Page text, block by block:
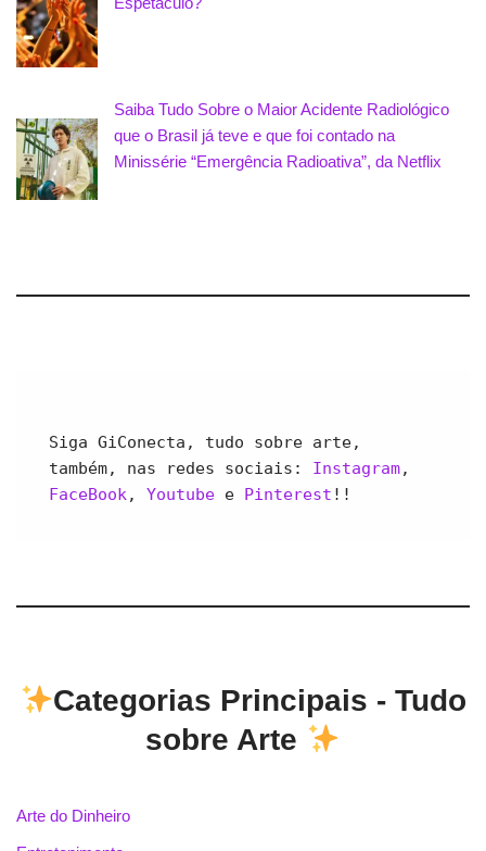
Saiba Tudo Sobre o Maior Acidente Radiológico
que o Brasil já teve e que foi contado na
Minissérie “Emergência Radioativa”, da Netflix
Siga GiConecta, tudo sobre arte,
também, nas redes sociais: Instagram
FaceBook, Youtube e Pinterest !!
Categorias Principais - Tudo
sobre Arte
Arte do Dinheiro